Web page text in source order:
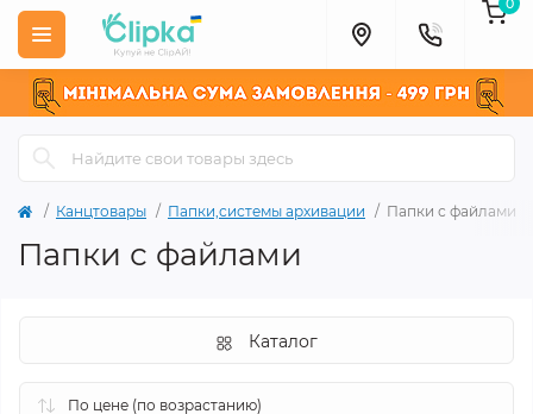
Канцтовары Папки,системы архивации Папки с файлами
Папки с файлами
Каталог